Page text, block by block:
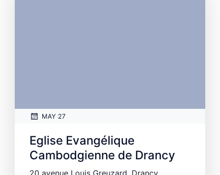
MAY 27
Eglise Evangélique
Cambodgienne de Drancy
20 avenue Louis Greuzard, Drancy